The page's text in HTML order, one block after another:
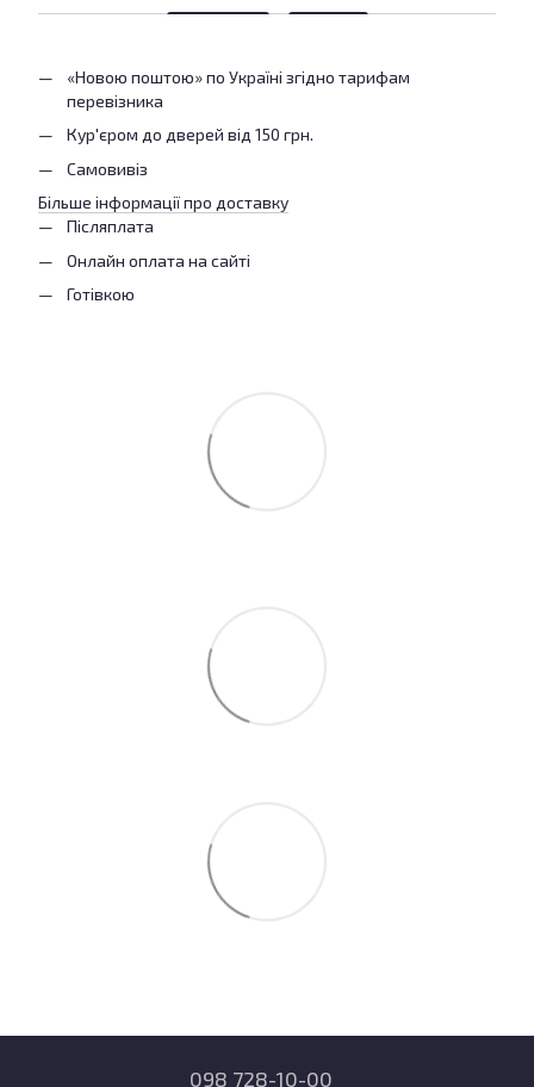
«Новою поштою» по Україні згідно тарифам
перевізника
Кур'єром до дверей від 150 грн.
Самовивіз
Більше інформації про доставку
Післяплата
Онлайн оплата на сайті
Готівкою
098 728-10-00